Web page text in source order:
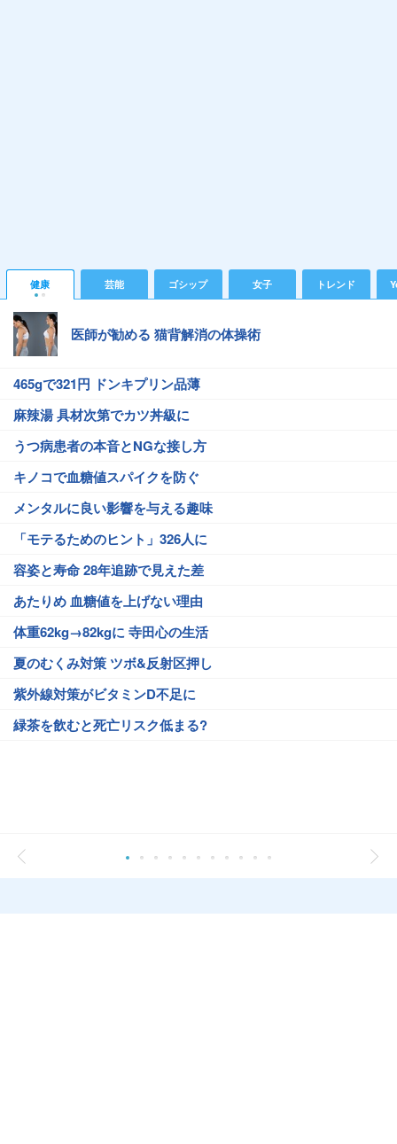
健康 芸能 ゴシップ 女子 トレンド
医師が勧める 猫背解消の体操術
465gで321円 ドンキプリン品薄
麻辣湯 具材次第でカツ丼級に
うつ病患者の本音とNGな接し方
キノコで血糖値スパイクを防ぐ
メンタルに良い影響を与える趣味
「モテるためのヒント」326人に
容姿と寿命 28年追跡で見えた差
あたりめ 血糖値を上げない理由
体重62kg→82kgに 寺田心の生活
夏のむくみ対策 ツボ&反射区押し
紫外線対策がビタミンD不足に
緑茶を飲むと死亡リスク低まる?